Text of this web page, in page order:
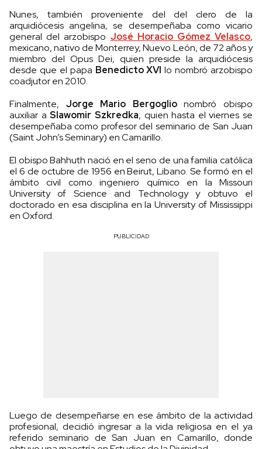
Nunes, también proveniente del del clero de la
arquidiócesis angelina, se desempeñaba como vicario
general del arzobispo José Horacio Gómez Velasco,
mexicano, nativo de Monterrey, Nuevo León, de 72 años y
miembro del Opus Dei, quien preside la arquidiócesis
desde que el papa Benedicto XVI lo nombró arzobispo
coadjutor en 2010.
Finalmente, Jorge Mario Bergoglionombró obispo
auxiliar aSlawomir Szkredka, quien hasta el viernes se
desempeñaba como profesor del seminario de San Juan
(Saint John’s Seminary) en Camarillo.
El obispo Bahhuth nació en el seno de una familia católica
el 6 de octubre de 1956 en Beirut, Libano. Se formó en el
ámbito civil como ingeniero químico en la Missouri
University of Science and Technology y obtuvo el
doctorado en esa disciplina en la University of Mississippi
en Oxford.
PUBLICIDAD
Luego de desempeñarse en ese ámbito de la actividad
profesional, decidió ingresar a la vida religiosa en el ya
referido seminario de San Juan en Camarillo, donde